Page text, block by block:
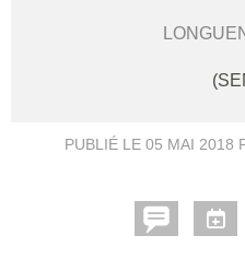
PUBLIÉ LE 05 MAI 2018